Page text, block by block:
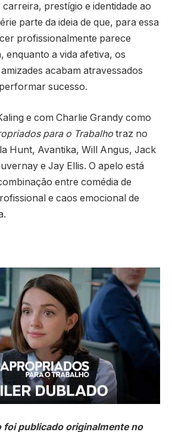
prestígio e identidade ao
parte da ideia de que, para essa
profissionalmente parece
enquanto a vida afetiva, os
acabam atravessados
sucesso.
e com Charlie Grandy como
para o Trabalho traz no
Hunt, Avantika, Will Angus, Jack
e Jay Ellis. O apelo está
entre comédia de
e caos emocional de
foi publicado originalmente no